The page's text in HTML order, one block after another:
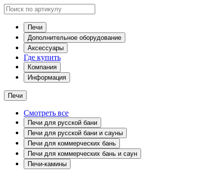
Печи
Дополнительное оборудование
Аксессуары
Где купить
Компания
Информация
Печи
Смотреть все
Печи для русской бани
Печи для русской бани и сауны
Печи для коммерческих бань
Печи для коммерческих бань и саун
Печи-камины